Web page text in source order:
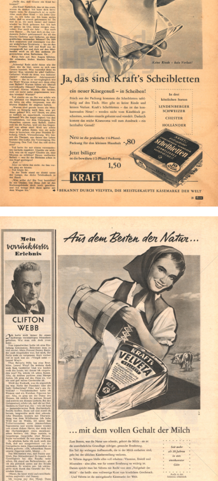
KRAFT Kraft Foods 1959
Bild-ID: 1054
KRAFT Kraft Foods 1959